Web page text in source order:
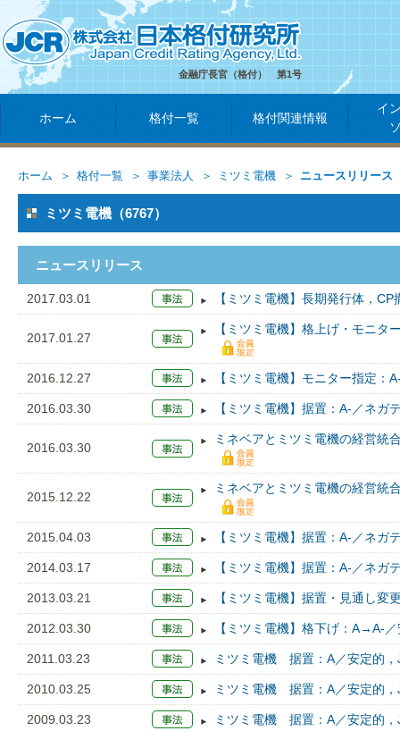
金融庁長官（格付） 第1号
ホーム 格付一覧 格付関連情報
イ
ホーム 格付一覧 事業法人 ミツミ電機 ニュースリリース
ミツミ電機（6767）
ニュースリリース
2017.03.01 【ミツミ電機】長期発行体，CP
2017.01.27
【ミツミ電機】格上げ・モニ
2016.12.27 【ミツミ電機】モニター指定
2016.03.30 【ミツミ電機】据置：A-／ネガ
2016.03.30
ミネベアとミツミ電機の経営統
2015.12.22
ミネベアとミツミ電機の経営統
2015.04.03 【ミツミ電機】据置：A-／ネガ
2014.03.17 【ミツミ電機】据置：A-／ネガ
2013.03.21 【ミツミ電機】据置・見通し
2012.03.30 【ミツミ電機】格下げ：A→A-
2011.03.23 ミツミ電機 据置：A／安定的，
2010.03.25 ミツミ電機 据置：A／安定的，
2009.03.23 ミツミ電機 据置：A／安定的，